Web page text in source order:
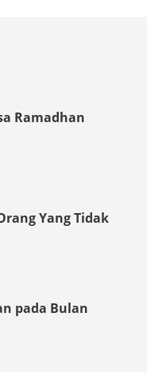
Ramadhan
Yang Tidak
pada Bulan